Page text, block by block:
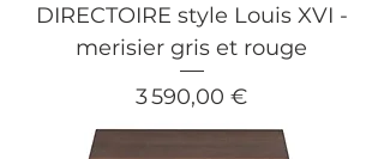
DIRECTOIRE style Louis XVI -
merisier gris et rouge
Prix
3 590,00 €